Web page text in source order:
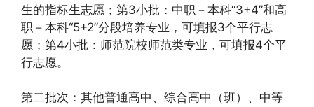
生的指标生志愿；第3小批：中职－本科“3+4”和高
职－本科“5+2”分段培养专业，可填报3个平行志
愿；第4小批：师范院校师范类专业，可填报4个平
行志愿。
第二批次：其他普通高中、综合高中（班）、中等